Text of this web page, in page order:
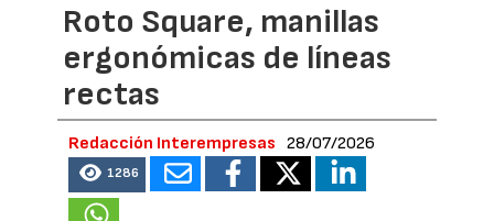
Roto Square, manillas
ergonómicas de líneas
rectas
Redacción Interempresas 28/07/2026
1286